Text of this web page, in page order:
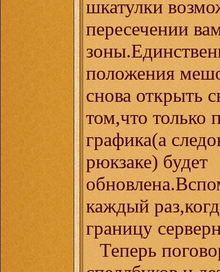
шкатулки
пересечении
положения
снова открыть
том,что только
графика(а
рюкзаке) будет
каждый
границу
Теперь